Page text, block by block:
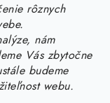
rôznych
nám
Vás zbytočne
budeme
webu.